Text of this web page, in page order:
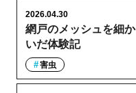
網戸のメッシュを細
いだ体験記
2026.04.30
害虫